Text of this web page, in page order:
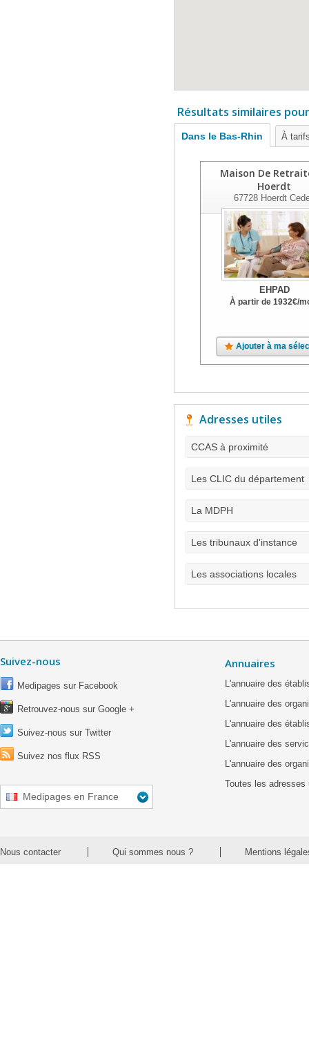
Résultats similaires
Dans le Bas-Rhin À
Maison De
Hoerdt
67728Hoerdt
EHPAD
À partir de 1932€/
Ajouter à ma
Adresses utiles
CCAS à proximité
Les CLIC du département
La MDPH
Les tribunaux d'instance
Les associations locales
Suivez-nous
Medipages sur Facebook
Retrouvez-nous sur Google +
Suivez-nous sur Twitter
Suivez nos flux RSS
Medipages en France
Annuaires
L'annuaire des
L'annuaire des
L'annuaire des
L'annuaire des
L'annuaire des
Toutes les adresses
Nous contacter Qui sommes nous ? Mentions